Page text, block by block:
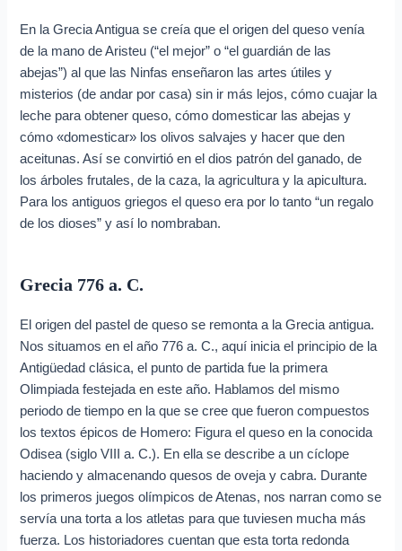
En la Grecia Antigua se creía que el origen del queso venía
de la mano de Aristeu (“el mejor” o “el guardián de las
abejas”) al que las Ninfas enseñaron las artes útiles y
misterios (de andar por casa) sin ir más lejos, cómo cuajar la
leche para obtener queso, cómo domesticar las abejas y
cómo «domesticar» los olivos salvajes y hacer que den
aceitunas. Así se convirtió en el dios patrón del ganado, de
los árboles frutales, de la caza, la agricultura y la apicultura.
Para los antiguos griegos el queso era por lo tanto “un regalo
de los dioses” y así lo nombraban.
Grecia 776 a. C.
El origen del pastel de queso se remonta a la Grecia antigua.
Nos situamos en el año 776 a. C., aquí inicia el principio de la
Antigüedad clásica, el punto de partida fue la primera
Olimpiada festejada en este año. Hablamos del mismo
periodo de tiempo en la que se cree que fueron compuestos
los textos épicos de Homero: Figura el queso en la conocida
Odisea (siglo VIII a. C.). En ella se describe a un cíclope
haciendo y almacenando quesos de oveja y cabra. Durante
los primeros juegos olímpicos de Atenas, nos narran como se
servía una torta a los atletas para que tuviesen mucha más
fuerza. Los historiadores cuentan que esta torta redonda